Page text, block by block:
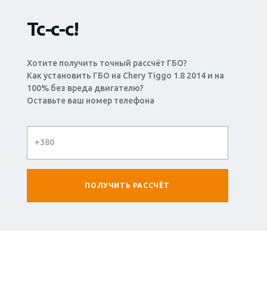
Тс-с-с!
Хотите получить точный рассчёт ГБО?
Как установить ГБО на Chery Tiggo 1.8 2014 и на
100% без вреда двигателю?
Оставьте ваш номер телефона